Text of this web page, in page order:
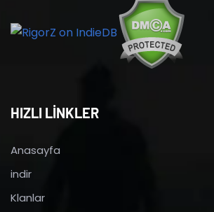
HIZLI LİNKLER
Anasayfa
indir
Klanlar